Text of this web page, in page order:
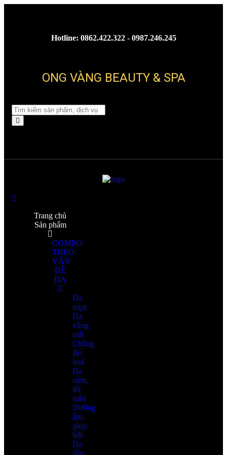
Hotline: 0862.422.322 - 0987.246.245
ONG VÀNG BEAUTY & SPA
Trang chủ
Sản phẩm
COMBO
THEO
VẤN
ĐỀ
DA
Da
mụn
Da
vùng
mắt
Chống
lão
hoá
Da
nám,
tối
màu
Dưỡng
ẩm,
phục
hồi
Da
dầu,